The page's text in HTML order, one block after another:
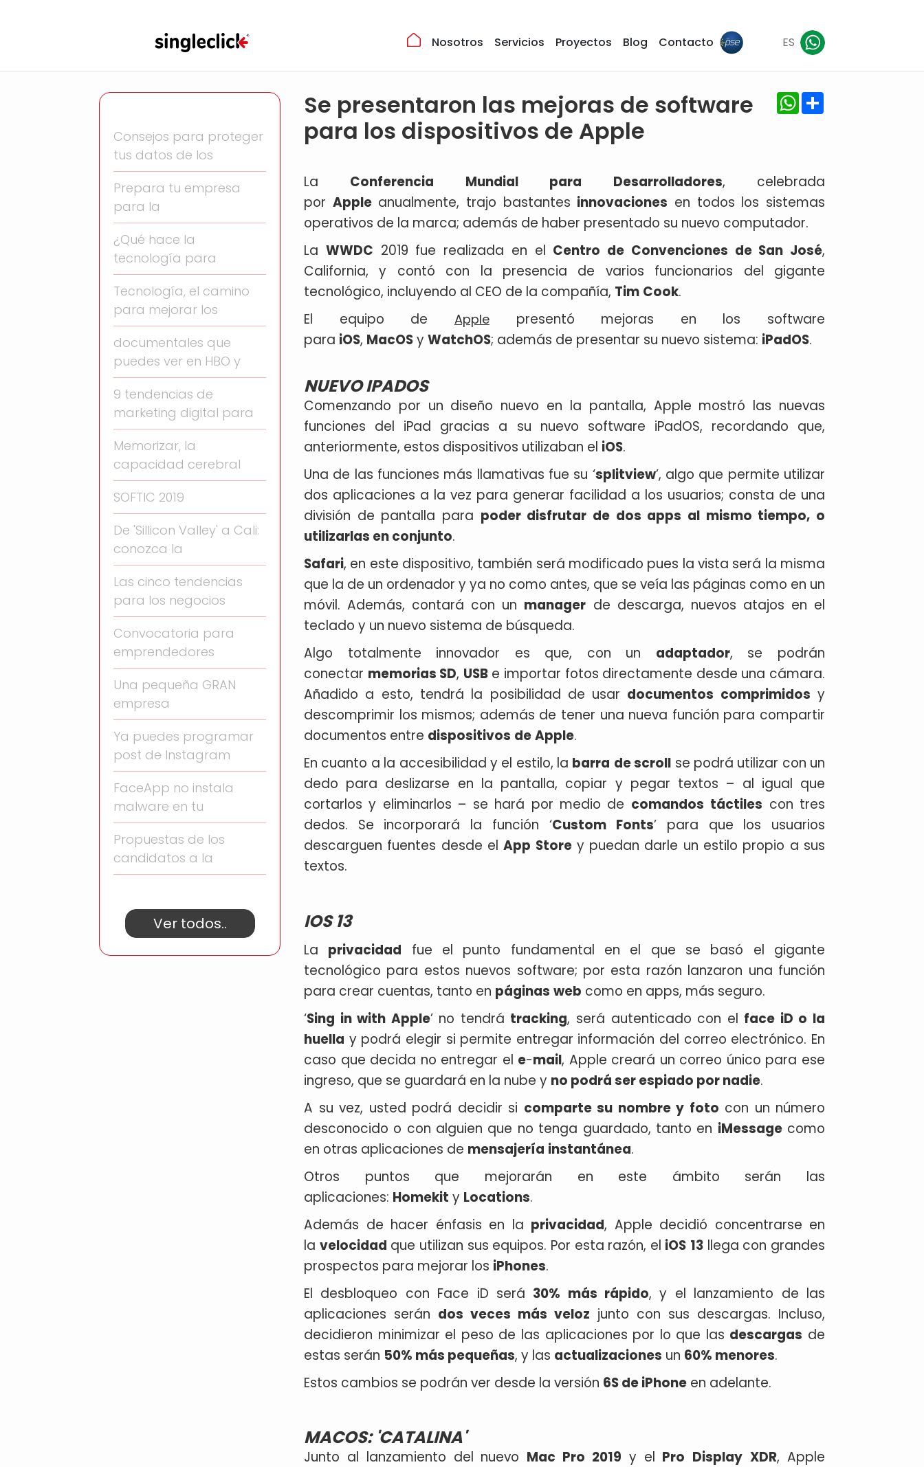
Nosotros Servicios Proyectos Blog Contacto ES
Consejos para proteger
tus datos de los
Prepara tu empresa
para la
¿Qué hace la
tecnología para
Tecnología, el camino
para mejorar los
documentales que
puedes ver en HBO y
9 tendencias de
marketing digital para
Memorizar, la
capacidad cerebral
SOFTIC 2019
De 'Sillicon Valley' a Cali:
conozca la
Las cinco tendencias
para los negocios
Convocatoria para
emprendedores
Una pequeña GRAN
empresa
Ya puedes programar
post de Instagram
FaceApp no instala
malware en tu
Propuestas de los
candidatos a la
Ver todos..
Se presentaron las mejoras de software
para los dispositivos de Apple
WhatsApp
La Conferencia Mundial para Desarrolladores, celebrada
por Appleanualmente, trajo bastantes innovaciones en todos los sistemas
operativos de la marca; además de haber presentado su nuevo computador.
La WWDC 2019 fue realizada en el Centro de Convenciones de San José,
California, y contó con la presencia de varios funcionarios del gigante
tecnológico, incluyendo al CEO de la compañía, Tim Cook.
El equipo de Applepresentó mejoras en los software
para iOS, MacOSy WatchOS; además de presentar su nuevo sistema: iPadOS.
NUEVO IPADOS
Comenzando por un diseño nuevo en la pantalla, Apple mostró las nuevas
funciones del iPad gracias a su nuevo software iPadOS, recordando que,
anteriormente, estos dispositivos utilizaban el iOS.
Una de las funciones más llamativas fue su ‘splitview’, algo que permite utilizar
dos aplicaciones a la vez para generar facilidad a los usuarios; consta de una
división de pantalla para poder disfrutar de dos apps al mismo tiempo, o
utilizarlas en conjunto.
Safari, en este dispositivo, también será modificado pues la vista será la misma
que la de un ordenador y ya no como antes, que se veía las páginas como en un
móvil. Además, contará con un manager de descarga, nuevos atajos en el
teclado y un nuevo sistema de búsqueda.
Algo totalmente innovador es que, con un adaptador, se podrán
conectar memorias SD, USBe importar fotos directamente desde una cámara.
Añadido a esto, tendrá la posibilidad de usar documentos comprimidos y
descomprimir los mismos; además de tener una nueva función para compartir
documentos entre dispositivos deApple.
En cuanto a la accesibilidad y el estilo, la barra de scroll se podrá utilizar con un
dedo para deslizarse en la pantalla, copiar y pegar textos – al igual que
cortarlos y eliminarlos – se hará por medio de comandos táctiles con tres
dedos. Se incorporará la función ‘Custom Fonts’ para que los usuarios
descarguen fuentes desde elApp Storey puedan darle un estilo propio a sus
textos.
IOS 13
La privacidad fue el punto fundamental en el que se basó el gigante
tecnológico para estos nuevos software; por esta razón lanzaron una función
para crear cuentas, tanto en páginas web como en apps, más seguro.
‘Sing in with Apple’ no tendrá tracking, será autenticado con el face iD o la
huella y podrá elegir si permite entregar información del correo electrónico. En
caso que decida no entregar el e-mail, Apple creará un correo único para ese
ingreso, que se guardará en la nube y no podrá ser espiado por nadie.
A su vez, usted podrá decidir si comparte su nombre y foto con un número
desconocido o con alguien que no tenga guardado, tanto en iMessagecomo
en otras aplicaciones de mensajería instantánea.
Otros puntos que mejorarán en este ámbito serán las
aplicaciones: Homekit y Locations.
Además de hacer énfasis en la privacidad, Apple decidió concentrarse en
la velocidad que utilizan sus equipos. Por esta razón, el iOS 13 llega con grandes
prospectos para mejorar los iPhones.
El desbloqueo con Face iD será 30% más rápido, y el lanzamiento de las
aplicaciones serán dos veces más veloz junto con sus descargas. Incluso,
decidieron minimizar el peso de las aplicaciones por lo que las descargas de
estas serán 50% más pequeñas, y las actualizaciones un 60% menores.
Estos cambios se podrán ver desde la versión 6S de iPhone en adelante.
MACOS: 'CATALINA'
Junto al lanzamiento del nuevo Mac Pro 2019 y el Pro Display XDR, Apple